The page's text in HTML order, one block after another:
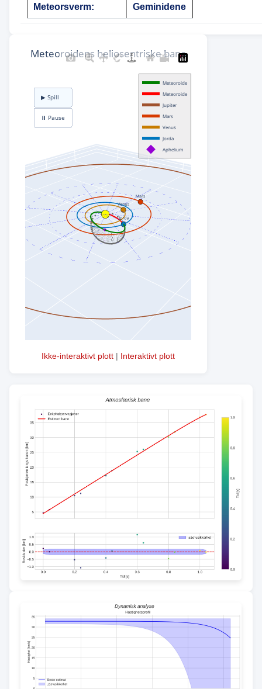
Meteorsverm: Geminidene
Ikke-interaktivt plott | Interaktivt plott